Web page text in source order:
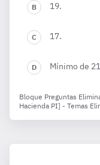
19.
17.
Mínimo de
Bloque Preguntas
Hacienda PI] - Temas